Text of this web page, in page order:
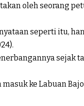
oleh seorang
seperti itu,
sejak
ke Labuan